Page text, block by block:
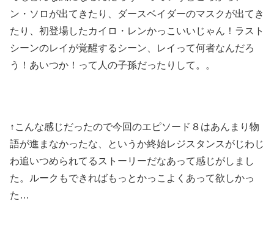
ン・ソロが出てきたり、ダースベイダーのマスクが出てき
たり、初登場したカイロ・レンかっこいいじゃん！ラスト
シーンのレイが覚醒するシーン、レイって何者なんだろ
う！あいつか！って人の子孫だったりして。。
↑こんな感じだったので今回のエピソード８はあんまり物
語が進まなかったな、というか終始レジスタンスがじわじ
わ追いつめられてるストーリーだなあって感じがしまし
た。ルークもできればもっとかっこよくあって欲しかっ
た…